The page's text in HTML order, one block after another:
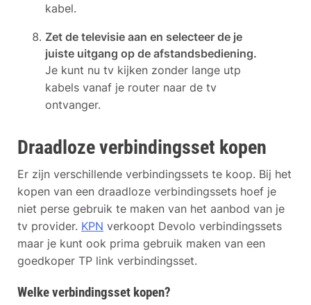
kabel.
Zet de televisie aan en selecteer de je
juiste uitgang op de afstandsbediening.
Je kunt nu tv kijken zonder lange utp
kabels vanaf je router naar de tv
ontvanger.
Draadloze verbindingsset kopen
Er zijn verschillende verbindingssets te koop. Bij het
kopen van een draadloze verbindingssets hoef je
niet perse gebruik te maken van het aanbod van je
tv provider. KPN verkoopt Devolo verbindingssets
maar je kunt ook prima gebruik maken van een
goedkoper TP link verbindingsset.
Welke verbindingsset kopen?